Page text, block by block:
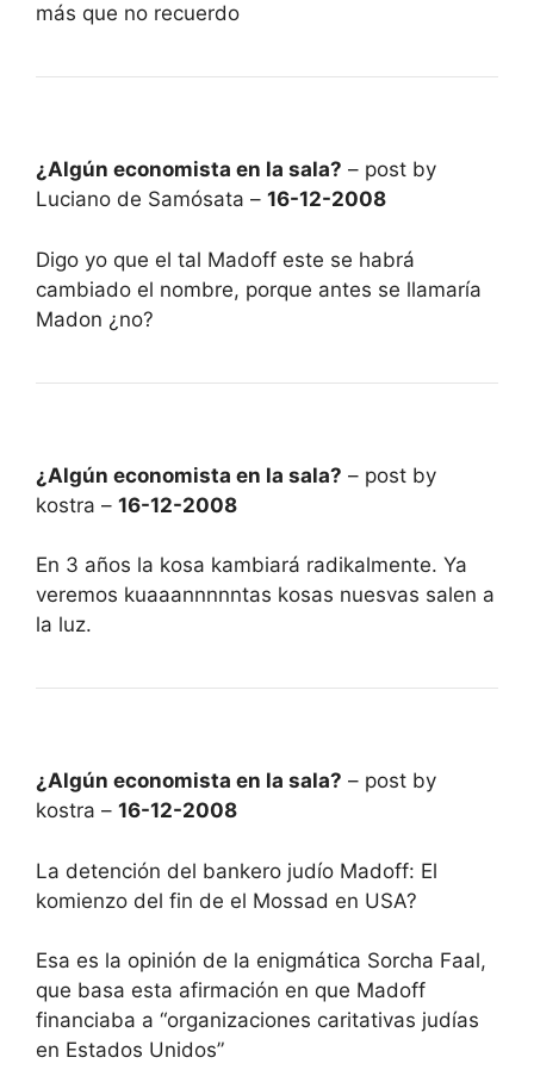
más que no recuerdo
¿Algún economista en la sala? – post by
Luciano de Samósata – 16-12-2008
Digo yo que el tal Madoff este se habrá
cambiado el nombre, porque antes se llamaría
Madon ¿no?
¿Algún economista en la sala? – post by
kostra – 16-12-2008
En 3 años la kosa kambiará radikalmente. Ya
veremos kuaaannnnntas kosas nuesvas salen a
la luz.
¿Algún economista en la sala? – post by
kostra – 16-12-2008
La detención del bankero judío Madoff: El
komienzo del fin de el Mossad en USA?
Esa es la opinión de la enigmática Sorcha Faal,
que basa esta afirmación en que Madoff
financiaba a “organizaciones caritativas judías
en Estados Unidos”